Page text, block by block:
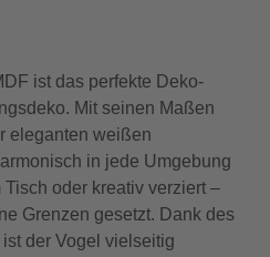
ist das perfekte Deko-
Mit seinen Maßen
eleganten weißen
in jede Umgebung
oder kreativ verziert –
Grenzen gesetzt. Dank des
der Vogel vielseitig